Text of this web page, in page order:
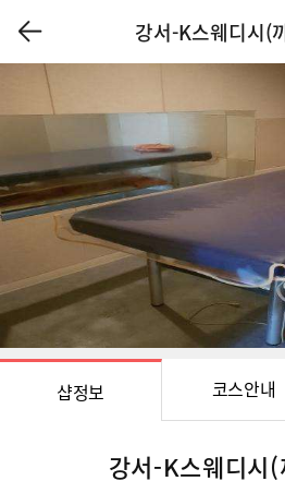
강서-K스웨디시(
샵정보 코스안내
강서-K스웨디시